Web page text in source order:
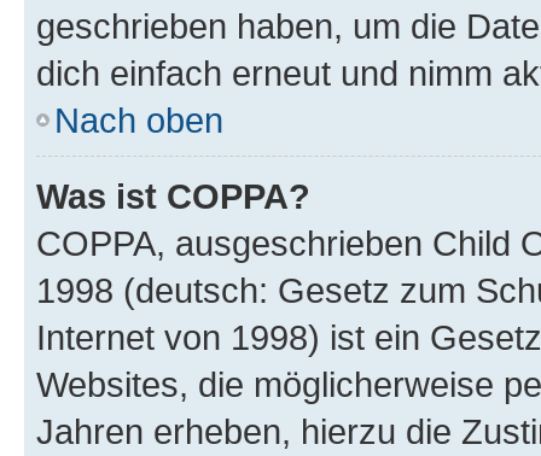
geschrieben haben, um die
dich einfach erneut und nimm
Nach oben
Was ist COPPA?
COPPA, ausgeschrieben Child
1998 (deutsch: Gesetz zum
Internet von 1998) ist ein
Websites, die möglicherweise
Jahren erheben, hierzu die